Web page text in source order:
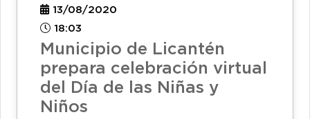
13/08/2020
18:03
Municipio de Licantén
prepara celebración virtual
del Día de las Niñas y
Niños